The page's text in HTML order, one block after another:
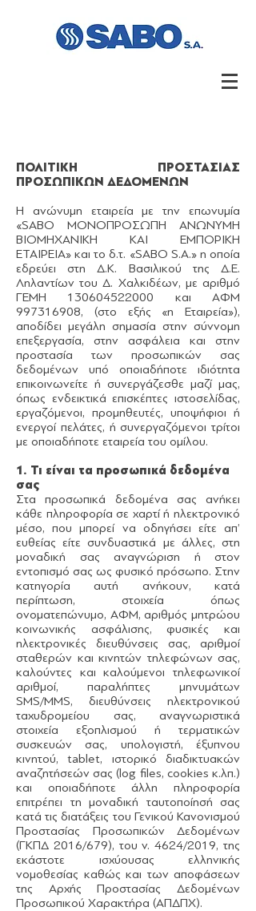
ΠΟΛΙΤΙΚΗ ΠΡΟΣΤΑΣΙΑΣ
ΠΡΟΣΩΠΙΚΩΝ ΔΕΔΟΜΕΝΩΝ
Η ανώνυμη εταιρεία με την επωνυμία
«SABO ΜΟΝΟΠΡΟΣΩΠΗ ΑΝΩΝΥΜΗ
ΒΙΟΜΗΧΑΝΙΚΗ ΚΑΙ ΕΜΠΟΡΙΚΗ
ΕΤΑΙΡΕΙΑ» και το δ.τ. «SABO S.A.» η οποία
εδρεύει στη Δ.Κ. Βασιλικού της Δ.Ε.
Ληλαντίων του Δ. Χαλκιδέων, με αριθμό
ΓΕΜΗ 130604522000 και ΑΦΜ
997316908, (στο εξής «η Εταιρεία»),
αποδίδει μεγάλη σημασία στην σύννομη
επεξεργασία, στην ασφάλεια και στην
προστασία των προσωπικών σας
δεδομένων υπό οποιαδήποτε ιδιότητα
επικοινωνείτε ή συνεργάζεσθε μαζί μας,
όπως ενδεικτικά επισκέπτες ιστοσελίδας,
εργαζόμενοι, προμηθευτές, υποψήφιοι ή
ενεργοί πελάτες, ή συνεργαζόμενοι τρίτοι
με οποιαδήποτε εταιρεία του ομίλου.
1. Τι είναι τα προσωπικά δεδομένα
σας
Στα προσωπικά δεδομένα σας ανήκει
κάθε πληροφορία σε χαρτί ή ηλεκτρονικό
μέσο, που μπορεί να οδηγήσει είτε απ’
ευθείας είτε συνδυαστικά με άλλες, στη
μοναδική σας αναγνώριση ή στον
εντοπισμό σας ως φυσικό πρόσωπο. Στην
κατηγορία αυτή ανήκουν, κατά
περίπτωση, στοιχεία όπως
ονοματεπώνυμο, ΑΦΜ, αριθμός μητρώου
κοινωνικής ασφάλισης, φυσικές και
ηλεκτρονικές διευθύνσεις σας, αριθμοί
σταθερών και κινητών τηλεφώνων σας,
καλούντες και καλούμενοι τηλεφωνικοί
αριθμοί, παραλήπτες μηνυμάτων
SMS/MMS, διευθύνσεις ηλεκτρονικού
ταχυδρομείου σας, αναγνωριστικά
στοιχεία εξοπλισμού ή τερματικών
συσκευών σας, υπολογιστή, έξυπνου
κινητού, tablet, ιστορικό διαδικτυακών
αναζητήσεών σας (log files, cookies κ.λπ.)
και οποιαδήποτε άλλη πληροφορία
επιτρέπει τη μοναδική ταυτοποίησή σας
κατά τις διατάξεις του Γενικού Κανονισμού
Προστασίας Προσωπικών Δεδομένων
(ΓΚΠΔ 2016/679), του ν. 4624/2019, της
εκάστοτε ισχύουσας ελληνικής
νομοθεσίας καθώς και των αποφάσεων
της Αρχής Προστασίας Δεδομένων
Προσωπικού Χαρακτήρα (ΑΠΔΠΧ).